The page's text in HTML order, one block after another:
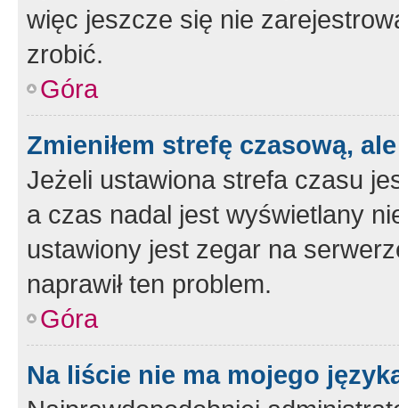
więc jeszcze się nie
zrobić.
Góra
Zmieniłem strefę czasową,
Jeżeli ustawiona strefa czasu
a czas nadal jest wyświetlany
ustawiony jest zegar na
naprawił ten problem.
Góra
Na liście nie ma mojego